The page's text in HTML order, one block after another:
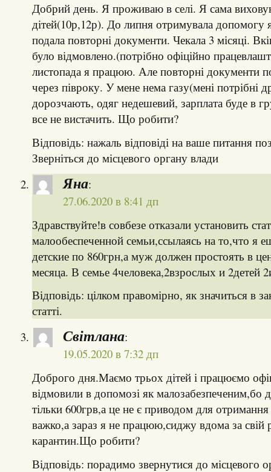
Добрий день. Я проживаю в селі. Я сама
дітей(10р,12р). До липня отримувала допомогу
подала повторні документи. Чекала 3 місяці.
було відмовлено.(потрібно офіційно
листопада я працюю. Але повторні документи
через півроку. У мене нема газу(мені потрібні
дорозчають, одяг недешевий, зарплата буде в
все не вистачить. Що робити?
Відповідь: нажаль відповіді на ваше питання
Зверніться до місцевого органу влади
Яна:
27.06.2020 в 8:41 дп
Здравствуйте!в совбезе отказали установить
малообеспеченной семьи,ссылаясь на то,что я
детские по 860грн,а муж должен простоять в
месяца. В семье 4человека,2взрослых и 2детей
Відповідь: цілком правомірно, як значиться в
статті.
Світлана:
19.05.2020 в 7:32 дп
Доброго дня.Маємо трьох дітей і працюємо
відмовили в допомозі як малозабезпеченим,бо
тільки 600грв,а це не є приводом для
важко,а зараз я не працюю,сиджу вдома за свій
карантин.Що робити?
Відповідь: порадимо звернутися до місцевого